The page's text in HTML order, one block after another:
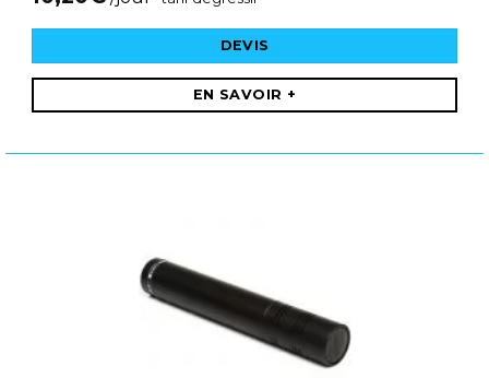
DEVIS
EN SAVOIR +